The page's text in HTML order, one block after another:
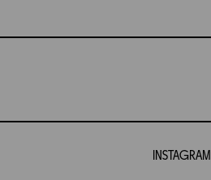
INSTAGRAM